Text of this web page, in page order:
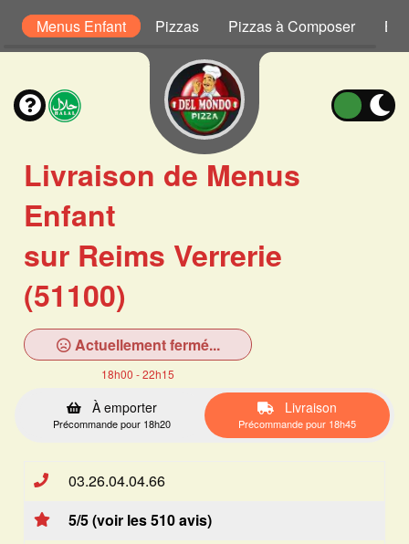
Menus Enfant Pizzas Pizzas à Composer
Livraison de Menus
Enfant
sur Reims Verrerie
(51100)
Actuellement fermé...
18h00 - 22h15
À emporter
Précommande pour 18h20
Livraison
Précommande pour 18h45
03.26.04.04.66
5/5 (voir les 510 avis)